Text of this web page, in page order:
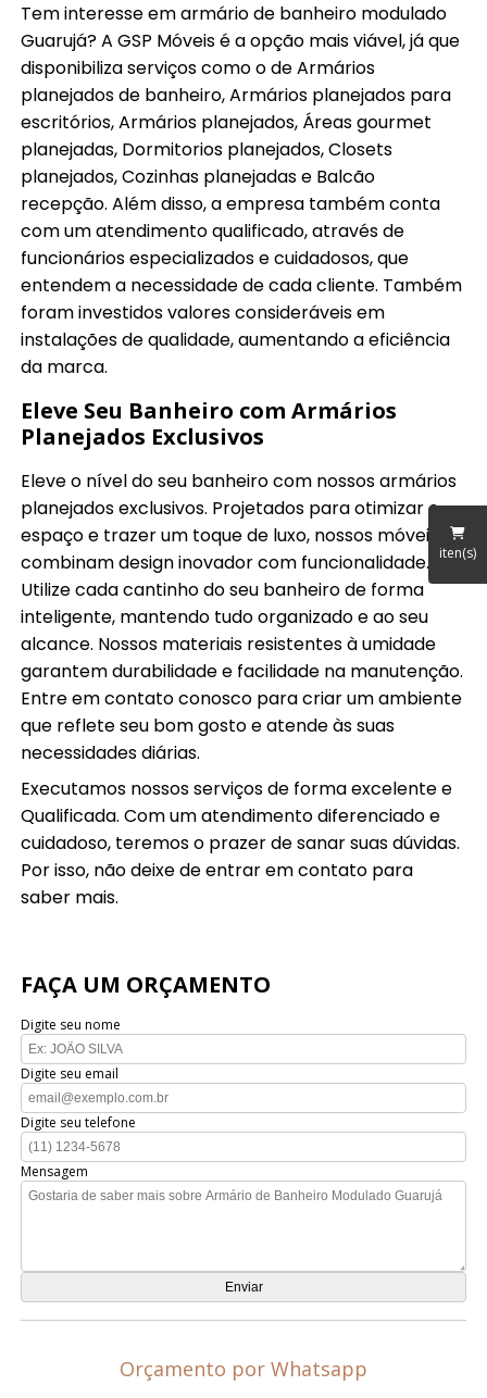
iten(s)
Tem interesse em armário de banheiro modulado
Guarujá? A GSP Móveis é a opção mais viável, já que
disponibiliza serviços como o de Armários
planejados de banheiro, Armários planejados para
escritórios, Armários planejados, Áreas gourmet
planejadas, Dormitorios planejados, Closets
planejados, Cozinhas planejadas e Balcão
recepção. Além disso, a empresa também conta
com um atendimento qualificado, através de
funcionários especializados e cuidadosos, que
entendem a necessidade de cada cliente. Também
foram investidos valores consideráveis em
instalações de qualidade, aumentando a eficiência
da marca.
Eleve Seu Banheiro com Armários
Planejados Exclusivos
Eleve o nível do seu banheiro com nossos armários
planejados exclusivos. Projetados para otimizar o
espaço e trazer um toque de luxo, nossos móveis
combinam design inovador com funcionalidade.
Utilize cada cantinho do seu banheiro de forma
inteligente, mantendo tudo organizado e ao seu
alcance. Nossos materiais resistentes à umidade
garantem durabilidade e facilidade na manutenção.
Entre em contato conosco para criar um ambiente
que reflete seu bom gosto e atende às suas
necessidades diárias.
Executamos nossos serviços de forma excelente e
Qualificada. Com um atendimento diferenciado e
cuidadoso, teremos o prazer de sanar suas dúvidas.
Por isso, não deixe de entrar em contato para
saber mais.
FAÇA UM ORÇAMENTO
Digite seu nome
Digite seu email
Digite seu telefone
Mensagem
Orçamento por Whatsapp